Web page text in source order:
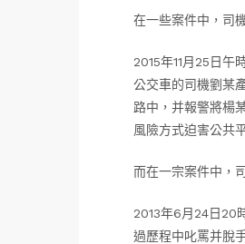
在一些案件中，司
2015年11月25日午
公交車的司機劉某
路中，并報警將楊
風險方式迫害公共
而在一宗案件中，
2013年6月24日20
過歷程中叱罵并脫